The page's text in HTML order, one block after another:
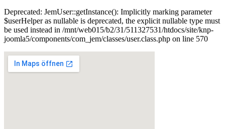
Deprecated: JemUser::getInstance(): Implicitly marking parameter
$userHelper as nullable is deprecated, the explicit nullable type must
be used instead in /mnt/web015/b2/31/511327531/htdocs/site/knp-
joomla5/components/com_jem/classes/user.class.php on line 570